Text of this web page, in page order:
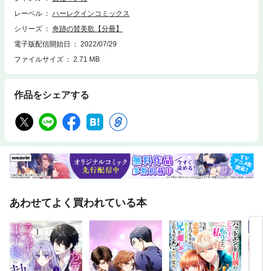
レーベル
ハーレクインコミックス
シリーズ
奇跡の賛美歌【分冊】
電子版配信開始日
2022/07/29
ファイルサイズ
2.71 MB
作品をシェアする
あわせてよく買われている本